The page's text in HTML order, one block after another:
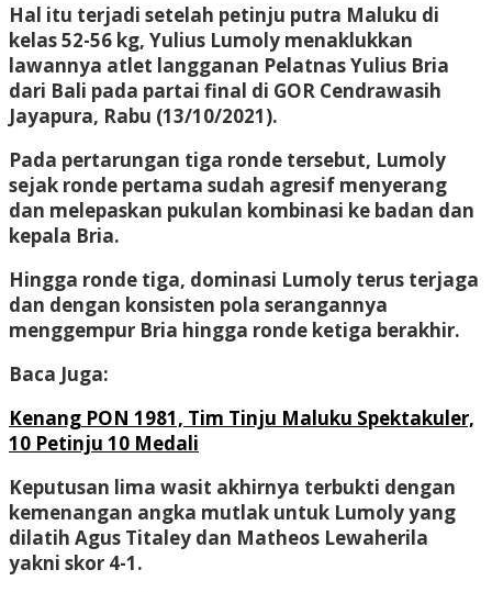
Hal itu terjadi setelah petinju putra Maluku di
kelas 52-56 kg, Yulius Lumoly menaklukkan
lawannya atlet langganan Pelatnas Yulius Bria
dari Bali pada partai final di GOR Cendrawasih
Jayapura, Rabu (13/10/2021).
Pada pertarungan tiga ronde tersebut, Lumoly
sejak ronde pertama sudah agresif menyerang
dan melepaskan pukulan kombinasi ke badan dan
kepala Bria.
Hingga ronde tiga, dominasi Lumoly terus terjaga
dan dengan konsisten pola serangannya
menggempur Bria hingga ronde ketiga berakhir.
Baca Juga:
Kenang PON 1981, Tim Tinju Maluku Spektakuler,
10 Petinju 10 Medali
Keputusan lima wasit akhirnya terbukti dengan
kemenangan angka mutlak untuk Lumoly yang
dilatih Agus Titaley dan Matheos Lewaherila
yakni skor 4-1.